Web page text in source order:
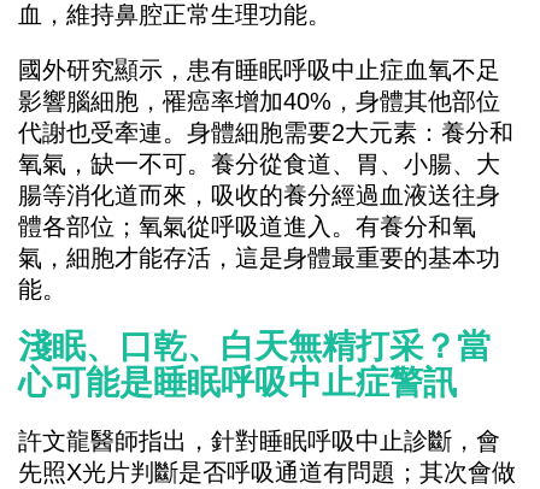
血，維持鼻腔正常生理功能。
國外研究顯示，患有睡眠呼吸中止症血氧不足
影響腦細胞，罹癌率增加40%，身體其他部位
代謝也受牽連。身體細胞需要2大元素：養分和
氧氣，缺一不可。養分從食道、胃、小腸、大
腸等消化道而來，吸收的養分經過血液送往身
體各部位；氧氣從呼吸道進入。有養分和氧
氣，細胞才能存活，這是身體最重要的基本功
能。
淺眠、口乾、白天無精打采？當
心可能是睡眠呼吸中止症警訊
許文龍醫師指出，針對睡眠呼吸中止診斷，會
先照X光片判斷是否呼吸通道有問題；其次會做